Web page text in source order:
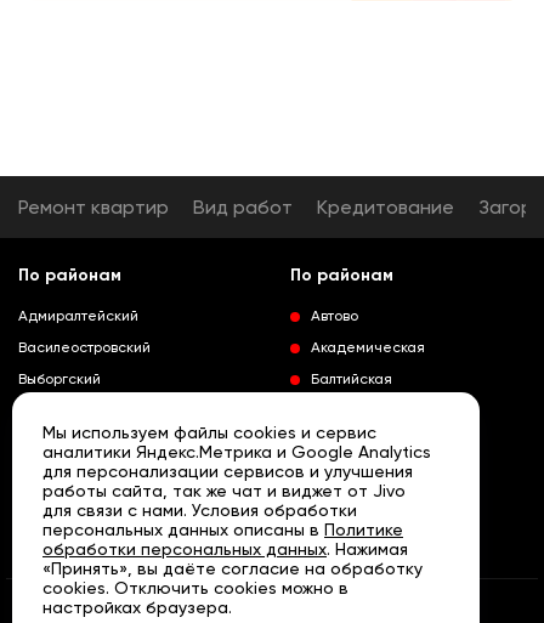
Ремонт квартир Вид работ Кредитование
По районам
Адмиралтейский
Василеостровский
Выборгский
Колпинский
Красногвардейский
Краносельский
Кронштадтский
Курортный
Развернуть
По районам
Автово
Академическая
Балтийская
Выборгская
Гражданский проспект
Девяткино
Кировский завод
Ленинский проспект
© «АРТА» Санкт - Петербург, 2007 - 2026
Мы используем файлы cookies и сервис
аналитики Яндекс.Метрика и Google Analytics
для персонализации сервисов и улучшения
работы сайта, так же чат и виджет от Jivo
для связи с нами. Условия обработки
персональных данных описаны в Политике
обработки персональных данных. Нажимая
«Принять», вы даёте согласие на обработку
cookies. Отключить cookies можно в
настройках браузера.